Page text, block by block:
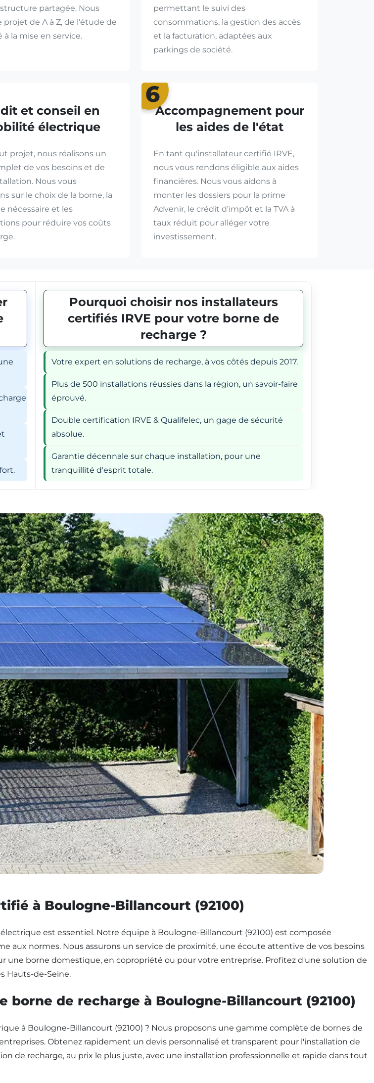
partagée. Nous
projet de A à Z, de l'étude de
à la mise en service.
permettant le suivi des
consommations, la gestion des accès
et la facturation, adaptées aux
parkings de société.
et conseil en
électrique
projet, nous réalisons un
de vos besoins et de
Nous vous
sur le choix de la borne, la
nécessaire et les
pour réduire vos coûts
6
Accompagnement pour
les aides de l'état
En tant qu'installateur certifié IRVE,
nous vous rendons éligible aux aides
financières. Nous vous aidons à
monter les dossiers pour la prime
Advenir, le crédit d'impôt et la TVA à
taux réduit pour alléger votre
investissement.
Pourquoi choisir nos installateurs
certifiés IRVE pour votre borne de
recharge ?
Votre expert en solutions de recharge, à vos côtés depuis 2017.
Plus de 500 installations réussies dans la région, un savoir-faire
éprouvé.
Double certification IRVE & Qualifelec, un gage de sécurité
absolue.
Garantie décennale sur chaque installation, pour une
tranquillité d'esprit totale.
à Boulogne-Billancourt (92100)
est essentiel. Notre équipe à Boulogne-Billancourt (92100) est composée
aux normes. Nous assurons un service de proximité, une écoute attentive de vos besoins
borne domestique, en copropriété ou pour votre entreprise. Profitez d'une solution de
Hauts-de-Seine.
de recharge à Boulogne-Billancourt (92100)
à Boulogne-Billancourt (92100) ? Nous proposons une gamme complète de bornes de
Obtenez rapidement un devis personnalisé et transparent pour l'installation de
de recharge, au prix le plus juste, avec une installation professionnelle et rapide dans tout